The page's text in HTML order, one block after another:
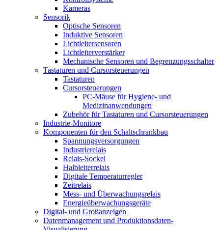
Kameras
Sensorik
Optische Sensoren
Induktive Sensoren
Lichtleitersensoren
Lichtleiterverstärker
Mechanische Sensoren und Begrenzungsschalter
Tastaturen und Cursorsteuerungen
Tastaturen
Cursorsteuerungen
PC-Mäuse für Hygiene- und
Medizinanwendungen
Zubehör für Tastaturen und Cursorsteuerungen
Industrie-Monitore
Komponenten für den Schaltschrankbau
Spannungsversorgungen
Industrierelais
Relais-Sockel
Halbleiterrelais
Digitale Temperaturregler
Zeitrelais
Mess- und Überwachungsrelais
Energieüberwachungsgeräte
Digital- und Großanzeigen
Datenmanagement und Produktionsdaten-